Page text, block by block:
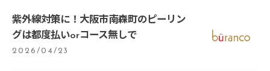
紫外線対策に！大阪市南森町のピーリン
グは都度払いorコース無しで
2026/04/23